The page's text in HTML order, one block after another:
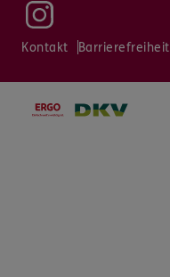
Kontakt Barrierefreiheit